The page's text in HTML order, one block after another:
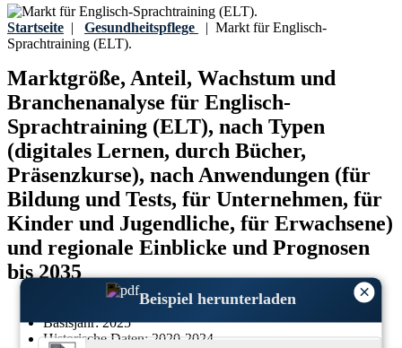
Startseite | Gesundheitspflege | Markt für Englisch-
Sprachtraining (ELT).
Marktgröße, Anteil, Wachstum und
Branchenanalyse für Englisch-
Sprachtraining (ELT), nach Typen
(digitales Lernen, durch Bücher,
Präsenzkurse), nach Anwendungen (für
Bildung und Tests, für Unternehmen, für
Kinder und Jugendliche, für Erwachsene)
und regionale Einblicke und Prognosen
bis 2035
Zuletzt aktualisiert:14-April-2026
Basisjahr:2025
Historische Daten:2020-2024
×
Beispiel herunterladen